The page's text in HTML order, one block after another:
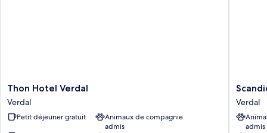
Thon
Hotel
Verdal
Verdal
Thon Hotel Verdal
Verdal
Petit déjeuner gratuit
Animaux de compagnie
admis
Scandic
Verdal
Verdal
admis